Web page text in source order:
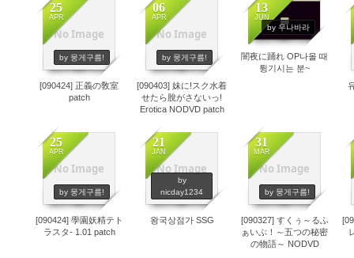
No Image
25
APR
by 뭉게구름!
467
[090424] 正義の敎室
patch
No Image
06
APR
by 뭉게구름!
468
[090403] 妹に!スク水着
せたら脫がさないっ!
Erotica NODVD patch
13
JUN
by 우나바라
闇夜に踊れ OP나올 때
튕기시는 분~
No Image
25
APR
by 뭉게구름!
519
[090424] 學園妖精テト
ラスタ- 1.01 patch
No Image
21
JAN
by
nicday1234
523
왕국상점가 SSG
No Image
31
MAR
by 뭉게구름!
527
[090327] すくぅ～るふ
ぁいぶ！～五つの秘密
の物語～ NODVD